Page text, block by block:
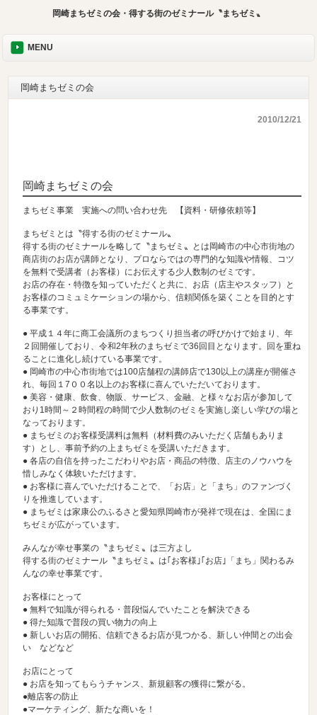
岡崎まちゼミの会・得する街のゼミナール〝まちゼミ〟
MENU
岡崎まちゼミの会
2010/12/21
岡崎まちゼミの会
まちゼミ事業 実施への問い合わせ先 【資料・研修依頼等】
まちゼミとは〝得する街のゼミナール〟
得する街のゼミナールを略して〝まちゼミ〟とは岡崎市の中心市街地の
商店街のお店が講師となり、プロならではの専門的な知識や情報、コツ
を無料で受講者（お客様）にお伝えする少人数制のゼミです。
お店の存在・特徴を知っていただくと共に、お店（店主やスタッフ）と
お客様のコミュミケーションの場から、信頼関係を築くことを目的とす
る事業です。
● 平成１４年に商工会議所のまちつくり担当者の呼びかけで始まり、年
２回開催しており、令和2年秋のまちゼミで36回目となります。回を重ね
ることに進化し続けている事業です。
● 岡崎市の中心市街地では100店舗程の講師店で130以上の講座が開催さ
れ、毎回１7００名以上のお客様に喜んでいただいております。
● 美容・健康、飲食、物販、サービス、金融、と様々なお店が参加して
おり1時間～２時間程の時間で少人数制のゼミを実施し楽しい学びの場と
なっております。
● まちゼミのお客様受講料は無料（材料費のみいただく店舗もありま
す）とし、事前予約の上まちゼミ を受講いただきます。
● 各店の自信を持ったこだわりやお店・商品の特徴、店主のノウハウを
惜しみなく体験いただけます。
● お客様に喜んでいただけることで、「お店」と「まち」のファンづく
りを推進しています。
● まちゼミは家康公のふるさと愛知県岡崎市が発祥で現在は、全国に ま
ちゼミが広がっています。
みんなが幸せ事業の〝まちゼミ〟は三方よし
得する街のゼミナール〝まちゼミ〟は｢お客様｣｢お店｣「まち」関わるみ
んなの幸せ事業です。
お客様にとって
● 無料で知識が得られる・普段悩んでいたことを解決できる
● 得た知識で普段の買い物力の向上
● 新しいお店の開拓、信頼できるお店が見つかる、新しい仲間との出会
い などなど
お店にとって
● お店を知ってもらうチャンス、新規顧客の獲得に繋がる。
●離店客の防止
●マーケティング、新たな商いを！